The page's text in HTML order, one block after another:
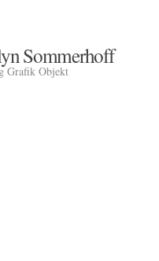
Sommerhoff
Grafik Objekt